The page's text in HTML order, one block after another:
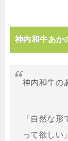
神内和牛あか
神内和牛の
「自然な
って欲しい」